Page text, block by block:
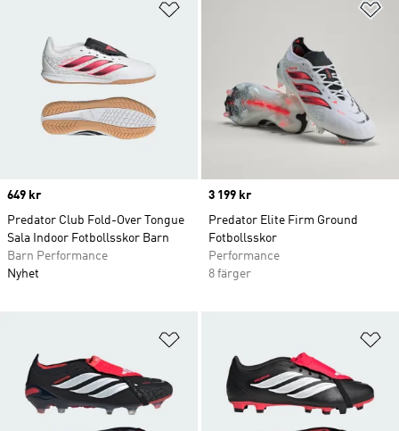
Price
649 kr
Predator Club Fold-Over Tongue
Sala Indoor Fotbollsskor Barn
Barn Performance
Nyhet
Price
3 199 kr
Predator Elite Firm Ground
Fotbollsskor
Performance
8 färger